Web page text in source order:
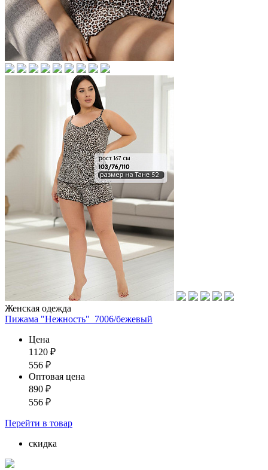
Женская одежда
Пижама "Нежность"_7006/бежевый
Цена
1120 ₽
556 ₽
Оптовая цена
890 ₽
556 ₽
Перейти в товар
скидка